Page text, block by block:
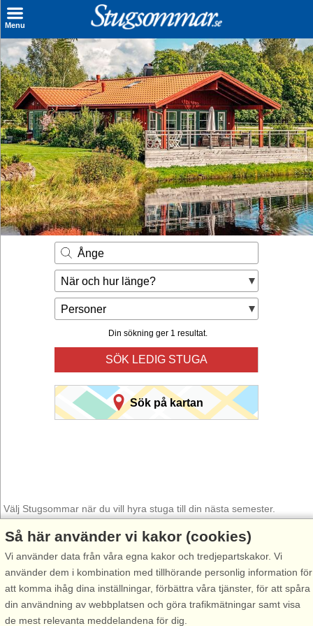
Menu
Sök stuga
Sista Minuten
Genvägar
Inspiration
Kontakt
Husägare
Se hur mycket du kan tjäna
Räkna ut din
hyresintäkt
Ånge
När och hur länge?
Personer
Din sökning ger 1 resultat.
SÖK LEDIG STUGA
Sök på kartan
Välj Stugsommar när du vill hyra stuga till din nästa semester.
Använd vår smarta sökfunktion här under för att hitta en ledig stuga i
just det område du önskar. Du kan även filtrera din sökning och välja
om stugan exempelvis ska ha havsutsikt, pool, diskmaskin, internet
osv.
Så här använder vi kakor (cookies)
Vi använder data från våra egna kakor och tredjepartskakor. Vi
använder dem i kombination med tillhörande personlig information för
att komma ihåg dina inställningar, förbättra våra tjänster, för att spåra
din användning av webbplatsen och göra trafikmätningar samt visa
de mest relevanta meddelandena för dig.